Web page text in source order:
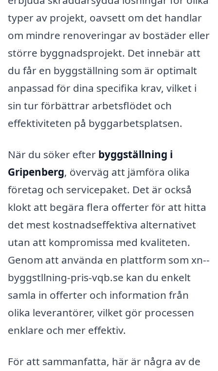
typer av projekt, oavsett om det handlar
om mindre renoveringar av bostäder eller
större byggnadsprojekt. Det innebär att
du får en byggställning som är optimalt
anpassad för dina specifika krav, vilket i
sin tur förbättrar arbetsflödet och
effektiviteten på byggarbetsplatsen.
När du söker efter byggställning i
Gripenberg, överväg att jämföra olika
företag och servicepaket. Det är också
klokt att begära flera offerter för att hitta
det mest kostnadseffektiva alternativet
utan att kompromissa med kvaliteten.
Genom att använda en plattform som xn--
byggstllning-pris-vqb.se kan du enkelt
samla in offerter och information från
olika leverantörer, vilket gör processen
enklare och mer effektiv.
För att sammanfatta, här är några av de